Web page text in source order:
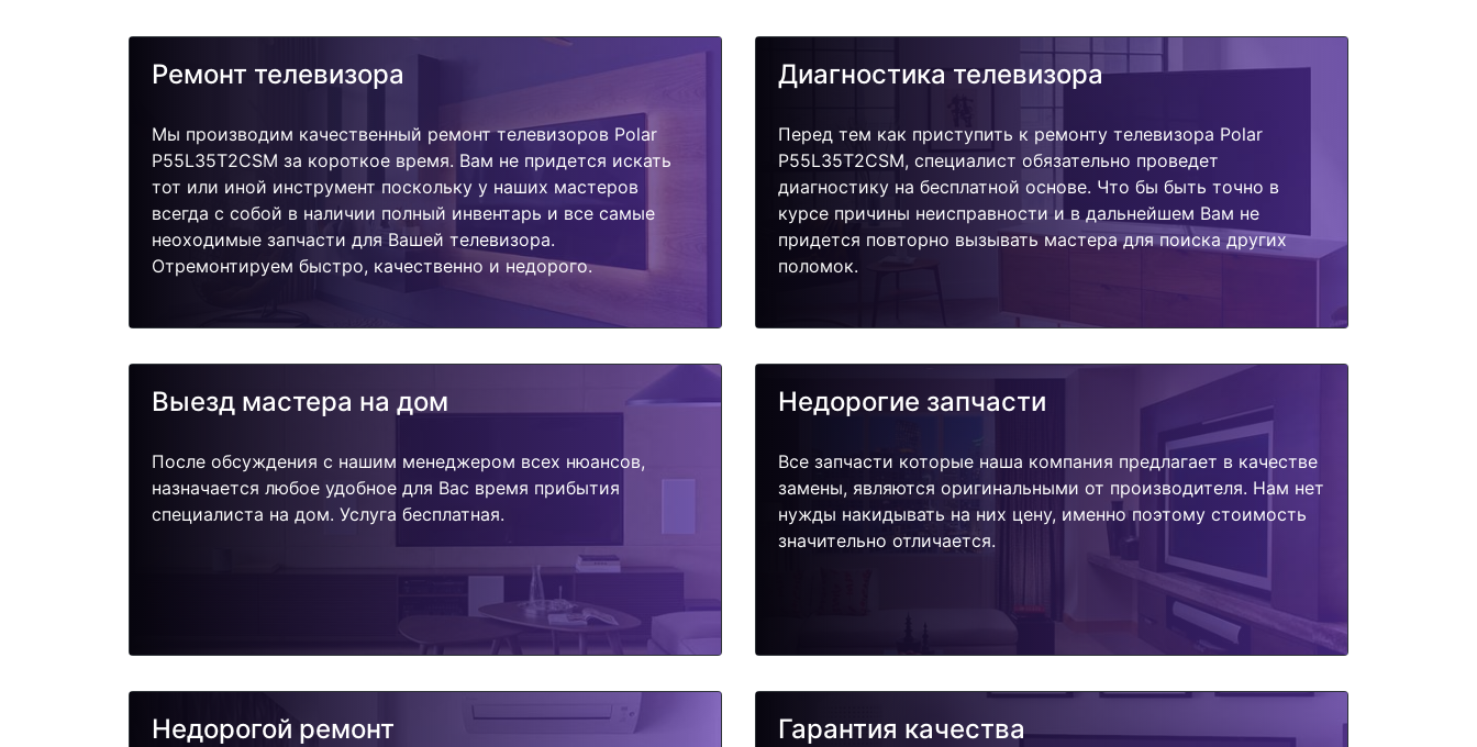
Ремонт телевизора
Мы производим качественный ремонт телевизоров Polar
P55L35T2CSM за короткое время. Вам не придется искать
тот или иной инструмент поскольку у наших мастеров
всегда с собой в наличии полный инвентарь и все самые
неоходимые запчасти для Вашей телевизора.
Отремонтируем быстро, качественно и недорого.
Диагностика телевизора
Перед тем как приступить к ремонту телевизора Polar
P55L35T2CSM, специалист обязательно проведет
диагностику на бесплатной основе. Что бы быть точно в
курсе причины неисправности и в дальнейшем Вам не
придется повторно вызывать мастера для поиска других
поломок.
Выезд мастера на дом
После обсуждения с нашим менеджером всех нюансов,
назначается любое удобное для Вас время прибытия
специалиста на дом. Услуга бесплатная.
Недорогие запчасти
Все запчасти которые наша компания предлагает в качестве
замены, являются оригинальными от производителя. Нам нет
нужды накидывать на них цену, именно поэтому стоимость
значительно отличается.
Недорогой ремонт Гарантия качества